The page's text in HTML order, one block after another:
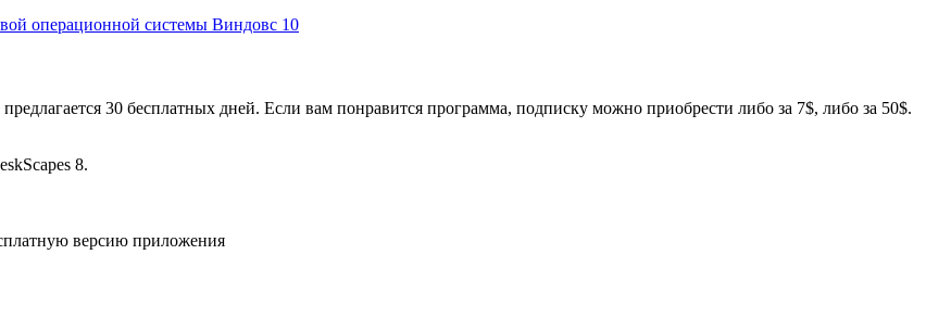
операционной системы Виндовс 10
30 бесплатных дней. Если вам понравится программа, подписку можно приобрести либо за 7$, либо за 50$.
8.
версию приложения